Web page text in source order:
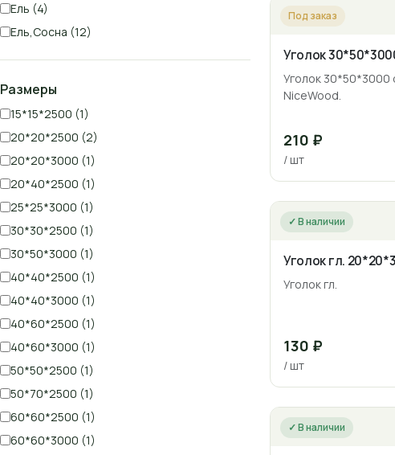
Ель (4)
Ель,Сосна (12)
Размеры
15*15*2500 (1)
20*20*2500 (2)
20*20*3000 (1)
20*40*2500 (1)
25*25*3000 (1)
30*30*2500 (1)
30*50*3000 (1)
40*40*2500 (1)
40*40*3000 (1)
40*60*2500 (1)
40*60*3000 (1)
50*50*2500 (1)
50*70*2500 (1)
60*60*2500 (1)
60*60*3000 (1)
Под заказ
Уголок
Уголок 30*50*3000
NiceWood.
210 ₽
/ шт
✓ В наличии
Уголок гл.
Уголок гл.
130 ₽
/ шт
✓ В наличии